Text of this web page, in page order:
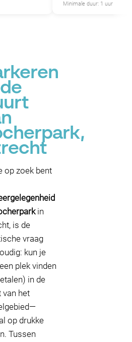
Minimale duur: 1 uur
op zoek bent
in
is de
vraag
kun je
plek vinden
in de
van het
op drukke
Tussen